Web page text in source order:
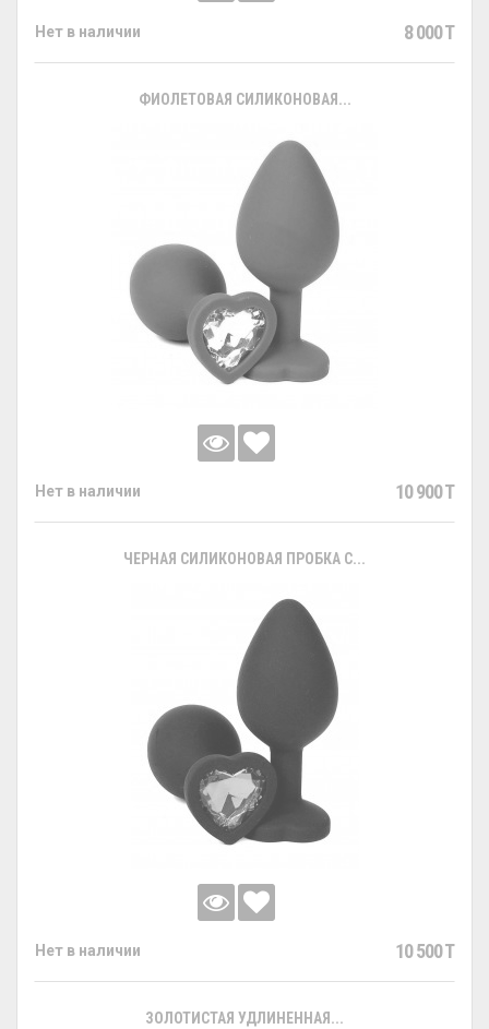
Нет в наличии 8 000 T
ФИОЛЕТОВАЯ СИЛИКОНОВАЯ...
Нет в наличии 10 900 T
ЧЕРНАЯ СИЛИКОНОВАЯ ПРОБКА С...
Нет в наличии 10 500 T
ЗОЛОТИСТАЯ УДЛИНЕННАЯ...